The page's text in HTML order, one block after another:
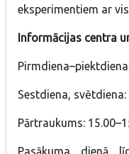
eksperimentiem ar
Informācijas centra
Sestdiena, svētdiena:
Pārtraukums:
Pasākuma dienā